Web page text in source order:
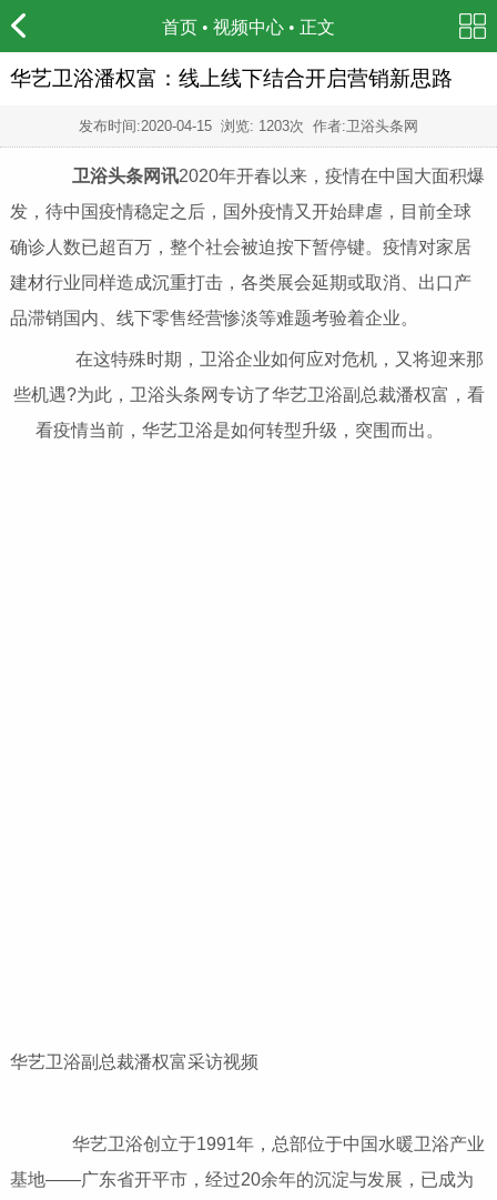
首页 • 视频中心 • 正文
华艺卫浴潘权富：线上线下结合开启营销新思路
发布时间:2020-04-15 浏览: 1203次 作者:卫浴头条网
卫浴头条网讯2020年开春以来，疫情在中国大面积爆
发，待中国疫情稳定之后，国外疫情又开始肆虐，目前全球
确诊人数已超百万，整个社会被迫按下暂停键。疫情对家居
建材行业同样造成沉重打击，各类展会延期或取消、出口产
品滞销国内、线下零售经营惨淡等难题考验着企业。
在这特殊时期，卫浴企业如何应对危机，又将迎来那
些机遇?为此，卫浴头条网专访了华艺卫浴副总裁潘权富，看
看疫情当前，华艺卫浴是如何转型升级，突围而出。
华艺卫浴副总裁潘权富采访视频
华艺卫浴创立于1991年，总部位于中国水暖卫浴产业
基地——广东省开平市，经过20余年的沉淀与发展，已成为